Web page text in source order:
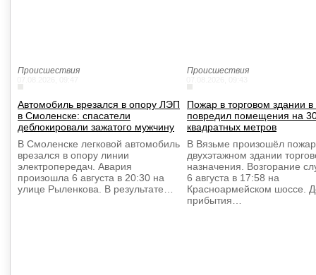
Происшествия
Автомобиль врезался в опору ЛЭП
в Смоленске: спасатели
деблокировали зажатого мужчину
В Смоленске легковой автомобиль
врезался в опору линии
электропередач. Авария
произошла 6 августа в 20:30 на
улице Рыленкова. В результате…
Происшествия
Пожар в торговом здании
повредил помещения на
квадратных метров
В Вязьме произошёл
двухэтажном здании
назначения. Возгорание
6 августа в 17:58 на
Красноармейском шоссе.
прибытия…